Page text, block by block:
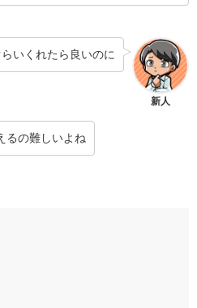
新人
いくれたら良いのに
るの難しいよね